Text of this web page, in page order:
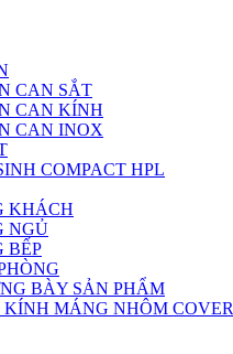
CAN SẮT
CAN KÍNH
CAN INOX
COMPACT HPL
KHÁCH
NGỦ
BẾP
BÀY SẢN PHẨM
MÁNG NHÔM COVER